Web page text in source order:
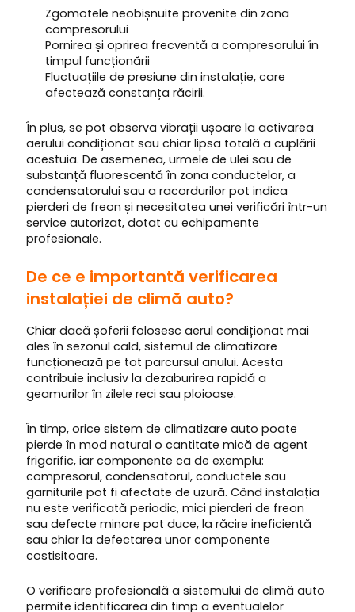
Zgomotele neobișnuite provenite din zona
compresorului
Pornirea și oprirea frecventă a compresorului în
timpul funcționării
Fluctuațiile de presiune din instalație, care
afectează constanța răcirii.
În plus, se pot observa vibrații ușoare la activarea
aerului condiționat sau chiar lipsa totală a cuplării
acestuia. De asemenea, urmele de ulei sau de
substanță fluorescentă în zona conductelor, a
condensatorului sau a racordurilor pot indica
pierderi de freon și necesitatea unei verificări într-un
service autorizat, dotat cu echipamente
profesionale.
De ce e importantă verificarea
instalației de climă auto?
Chiar dacă șoferii folosesc aerul condiționat mai
ales în sezonul cald, sistemul de climatizare
funcționează pe tot parcursul anului. Acesta
contribuie inclusiv la dezaburirea rapidă a
geamurilor în zilele reci sau ploioase.
În timp, orice sistem de climatizare auto poate
pierde în mod natural o cantitate mică de agent
frigorific, iar componente ca de exemplu:
compresorul, condensatorul, conductele sau
garniturile pot fi afectate de uzură. Când instalația
nu este verificată periodic, mici pierderi de freon
sau defecte minore pot duce, la răcire ineficientă
sau chiar la defectarea unor componente
costisitoare.
O verificare profesională a sistemului de climă auto
permite identificarea din timp a eventualelor